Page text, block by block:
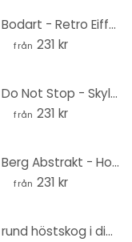
Poster Bodart - Retro Eiffeltorn med regnbåge - Rund
från 231 kr
Poster Do Not Stop - Skylt framför turkosblå himmel - CosmoZach - Round
från 231 kr
Poster Berg Abstrakt - Hobday - Rund
från 231 kr
Poster rund höstskog i dimma - Ioricon - Rund